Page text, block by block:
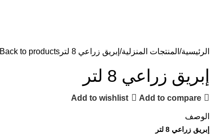
الرئيسية المنتجات المنزلية إبريق زراعي 8 لتر Back to products
إبريق زراعي 8 لتر
Add to compare
Add to wishlist
الوصف
إبريق زراعي 8 لتر